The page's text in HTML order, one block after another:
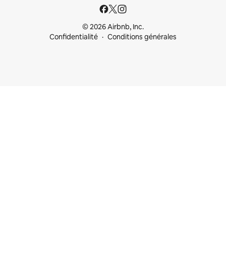
© 2026 Airbnb, Inc.
Confidentialité
Conditions générales